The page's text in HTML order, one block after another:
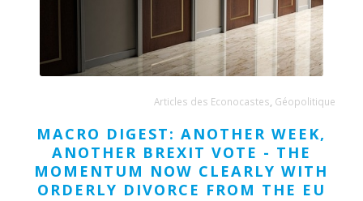
Articles des Econocastes Géopolitique
MACRO DIGEST: ANOTHER WEEK,
ANOTHER BREXIT VOTE - THE
MOMENTUM NOW CLEARLY WITH
ORDERLY DIVORCE FROM THE EU